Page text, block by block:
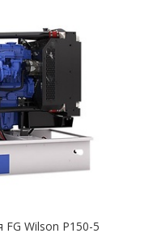
FG Wilson P150-5